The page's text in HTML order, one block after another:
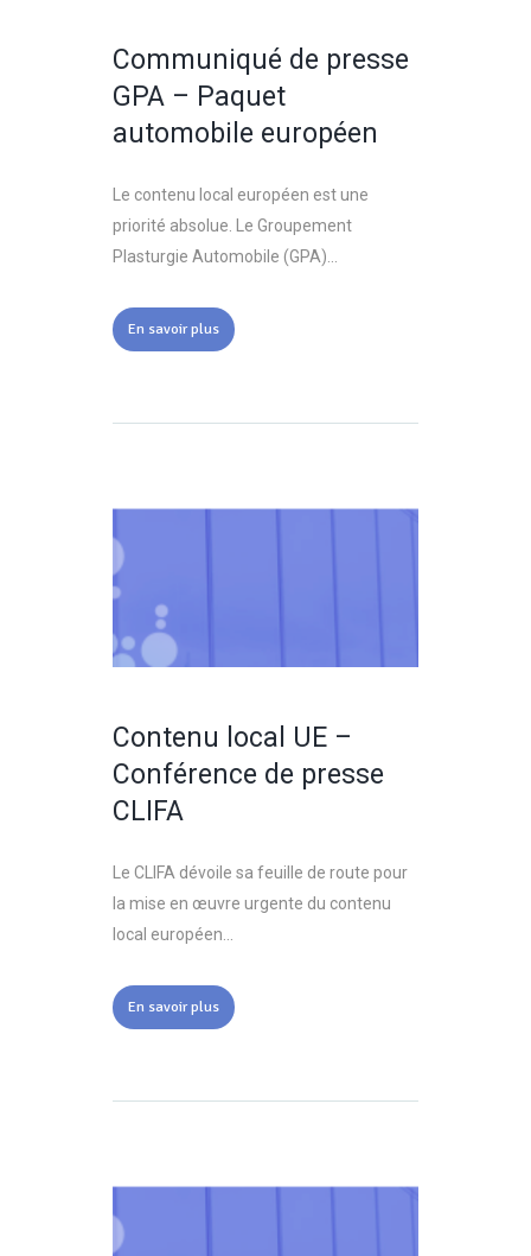
Communiqué de presse
GPA – Paquet
automobile européen
Le contenu local européen est une
priorité absolue. Le Groupement
Plasturgie Automobile (GPA)...
En savoir plus
Contenu local UE –
Conférence de presse
CLIFA
Le CLIFA dévoile sa feuille de route pour
la mise en œuvre urgente du contenu
local européen...
En savoir plus